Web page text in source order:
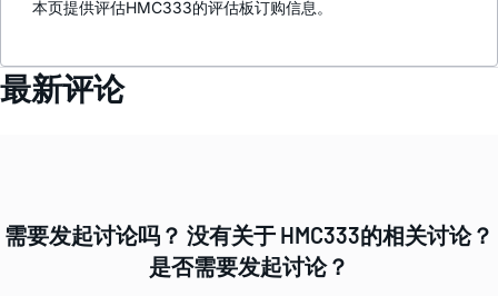
本页提供评估HMC333的评估板订购信息。
最新评论
需要发起讨论吗？ 没有关于 HMC333的相关讨论？
是否需要发起讨论？